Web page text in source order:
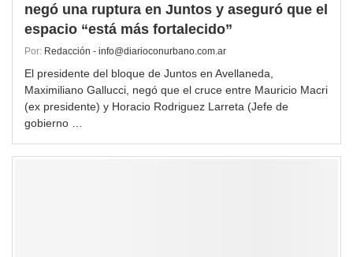
negó una ruptura en Juntos y aseguró que el
espacio “está más fortalecido”
Por: Redacción - info@diarioconurbano.com.ar
El presidente del bloque de Juntos en Avellaneda,
Maximiliano Gallucci, negó que el cruce entre Mauricio Macri
(ex presidente) y Horacio Rodriguez Larreta (Jefe de
gobierno …